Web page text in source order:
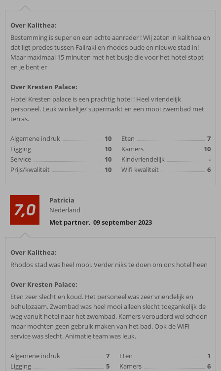
Over Kalithea:
Bestemming is super en een echte aanrader ! Wij zaten in kalithea en
dat ligt precies tussen Faliraki en rhodos oude en nieuwe stad in!
Maar maximaal 15 minuten met het busje die voor het hotel stopt
en je bent er
Over Kresten Palace:
Hotel Kresten palace is een prachtig hotel ! Heel vriendelijk
personeel. Leuk winkeltje/ supermarkt en een mooi zwembad met
terras.
Algemene indruk
10
Ligging
10
Service
10
Prijs/kwaliteit
10
Eten
7
Kamers
10
Kindvriendelijk
-
Wifi kwaliteit
6
7,0
Patricia
Nederland
Met partner, 09 september 2023
Over Kalithea:
Rhodos stad was heel mooi. Verder niks te doen om ons hotel heen
Over Kresten Palace:
Eten zeer slecht en koud. Het personeel was zeer vriendelijk en
behulpzaam. Zwembad was heel mooi alleen slecht toegankelijk de
weg vanuit hotel naar het zwembad. Kamers verouderd wel schoon
maar mochten geen gebruik maken van het bad. Ook de WiFi
service was slecht. Animatie team was leuk.
Algemene indruk
7
Ligging
5
Eten
1
Kamers
6